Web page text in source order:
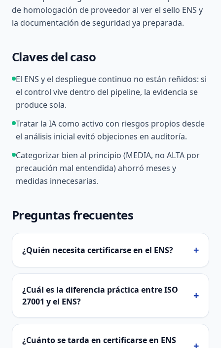
de homologación de proveedor al ver el sello ENS y
la documentación de seguridad ya preparada.
Claves del caso
El ENS y el despliegue continuo no están reñidos: si
el control vive dentro del pipeline, la evidencia se
produce sola.
Tratar la IA como activo con riesgos propios desde
el análisis inicial evitó objeciones en auditoría.
Categorizar bien al principio (MEDIA, no ALTA por
precaución mal entendida) ahorró meses y
medidas innecesarias.
Preguntas frecuentes
¿Quién necesita certificarse en el ENS? +
¿Cuál es la diferencia práctica entre ISO
27001 y el ENS?
+
¿Cuánto se tarda en certificarse en ENS